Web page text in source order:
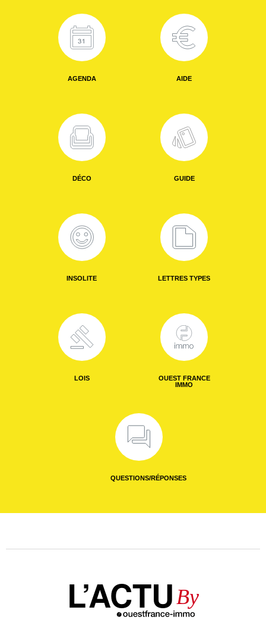
AGENDA AIDE
DÉCO GUIDE
INSOLITE LETTRES TYPES
LOIS
OUEST FRANCE
IMMO
QUESTIONS/RÉPONSES
L’ACTU By